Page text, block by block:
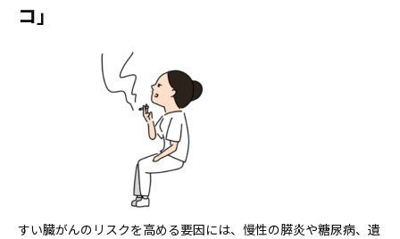
コ」
すい臓がんのリスクを高める要因には、慢性の膵炎や糖尿病、遺